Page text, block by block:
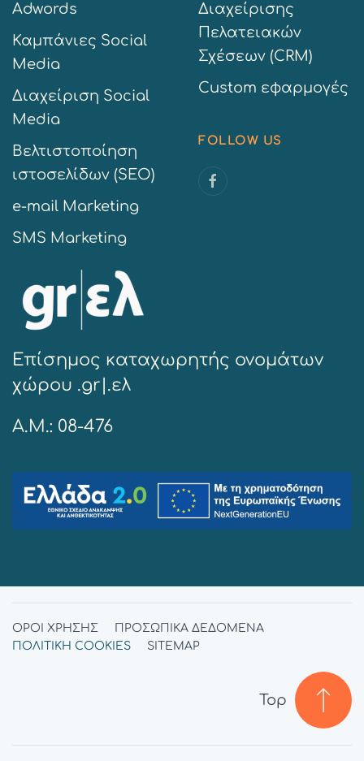
Adwords
Καμπάνιες Social
Media
Διαχείριση Social
Media
Βελτιστοποίηση
ιστοσελίδων (SEO)
e-mail Marketing
SMS Marketing
Διαχείρισης
Πελατειακών
Σχέσεων (CRM)
Custom εφαρμογές
FOLLOW US
Επίσημος καταχωρητής ονομάτων
χώρου .gr|.ελ
A.M.: 08-476
ΟΡΟΙ ΧΡΗΣΗΣ
ΠΡΟΣΩΠΙΚΑ ΔΕΔΟΜΕΝΑ
ΠΟΛΙΤΙΚΗ COOKIES
SITEMAP
Top